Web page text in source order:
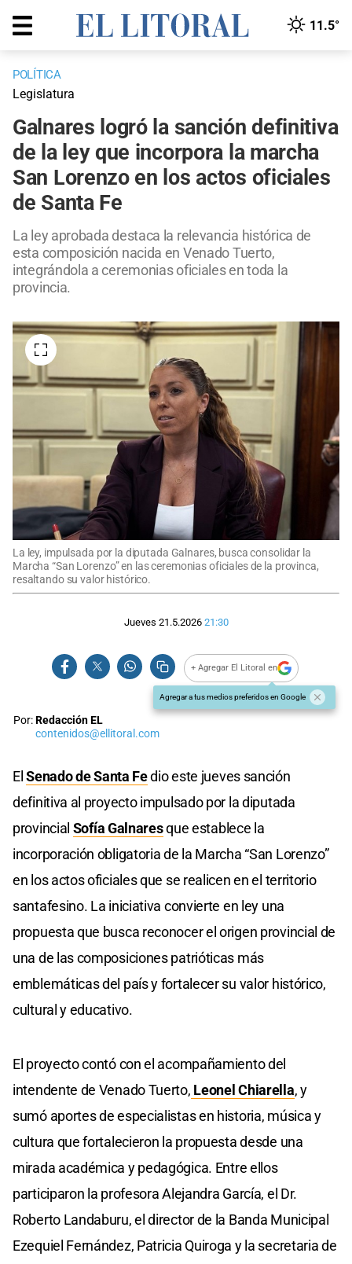
11.5°
POLÍTICA
Legislatura
Galnares logró la sanción definitiva
de la ley que incorpora la marcha
San Lorenzo en los actos oficiales
de Santa Fe
La ley aprobada destaca la relevancia histórica de
esta composición nacida en Venado Tuerto,
integrándola a ceremonias oficiales en toda la
provincia.
La ley, impulsada por la diputada Galnares, busca consolidar la
Marcha “San Lorenzo” en las ceremonias oficiales de la provinca,
resaltando su valor histórico.
Jueves 21.5.2026 21:30
+ Agregar El Litoral en
Agregar a tus medios preferidos en Google
Por:Redacción EL
contenidos@ellitoral.com
ElSenado de Santa Fedio este jueves sanción
definitiva al proyecto impulsado por la diputada
provincial Sofía Galnaresque establece la
incorporación obligatoria de la Marcha “San Lorenzo”
en los actos oficiales que se realicen en el territorio
santafesino. La iniciativa convierte en ley una
propuesta que busca reconocer el origen provincial de
una de las composiciones patrióticas más
emblemáticas del país y fortalecer su valor histórico,
cultural y educativo.
El proyecto contó con el acompañamiento del
intendente de Venado Tuerto, Leonel Chiarella, y
sumó aportes de especialistas en historia, música y
cultura que fortalecieron la propuesta desde una
mirada académica y pedagógica. Entre ellos
participaron la profesora Alejandra García, el Dr.
Roberto Landaburu, el director de la Banda Municipal
Ezequiel Fernández, Patricia Quiroga y la secretaria de